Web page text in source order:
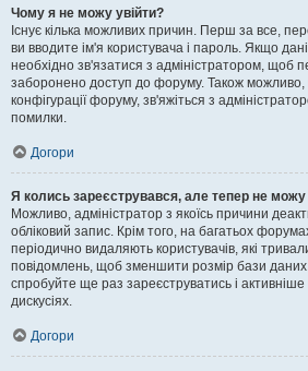
Чому я не можу увійти?
Існує кілька можливих причин. Перш за все,
ви вводите ім'я користувача і пароль. Якщо
необхідно зв'язатися з адміністратором, щоб
заборонено доступ до форуму. Також
конфігурації форуму, зв'яжіться з
помилки.
Догори
Я колись зареєструвався, але тепер не можу
Можливо, адміністратор з якоїсь причини
обліковий запис. Крім того, на багатьох
періодично видаляють користувачів, які
повідомлень, щоб зменшити розмір бази
спробуйте ще раз зареєструватись і
дискусіях.
Догори